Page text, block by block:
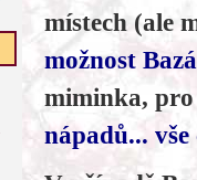
místech (ale
možnost
miminka,
nápadů...